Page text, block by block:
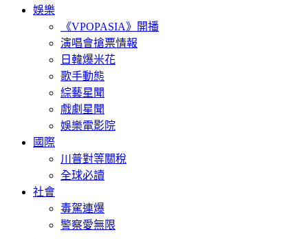
娛樂
《VPOPASIA》開播
演唱會搶票情報
日韓爆米花
歌手動態
綜藝星聞
戲劇星聞
娛樂電影院
國際
川普對等關稅
全球必讀
社會
毒駕連爆
警察愛無限